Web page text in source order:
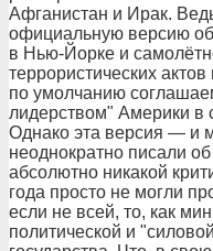
Афганистан и Ирак.
официальную версию
в Нью-Йорке и
террористических
по умолчанию
лидерством" Америки в
Однако эта версия — и
неоднократно писали
абсолютно никакой
года просто не могли
если не всей, то, как
политической и